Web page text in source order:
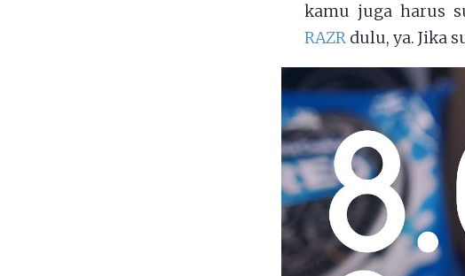
kamu juga harus
RAZR dulu, ya. Jika